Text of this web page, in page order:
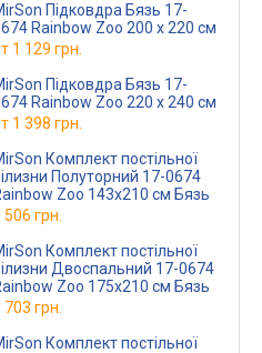
Підковдра Бязь 17-
Rainbow Zoo 200 x 220 см
1 129 грн.
Підковдра Бязь 17-
Rainbow Zoo 220 x 240 см
1 398 грн.
Комплект постільної
Полуторний 17-0674
Zoo 143х210 см Бязь
506 грн.
Комплект постільної
Двоспальний 17-0674
Zoo 175х210 см Бязь
703 грн.
Комплект постільної